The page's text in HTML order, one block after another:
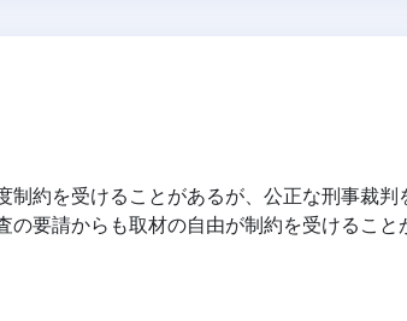
約を受けることがあるが、公正な刑事裁
要請からも取材の自由が制約を受けること